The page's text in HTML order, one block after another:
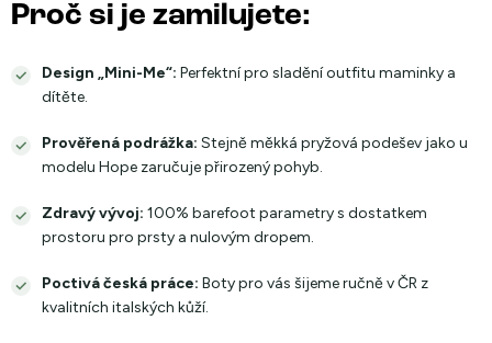
Proč si je zamilujete:
Design „Mini-Me“: Perfektní pro sladění outfitu maminky a
dítěte.
Prověřená podrážka: Stejně měkká pryžová podešev jako u
modelu Hope zaručuje přirozený pohyb.
Zdravý vývoj: 100% barefoot parametry s dostatkem
prostoru pro prsty a nulovým dropem.
Poctivá česká práce: Boty pro vás šijeme ručně v ČR z
kvalitních italských kůží.